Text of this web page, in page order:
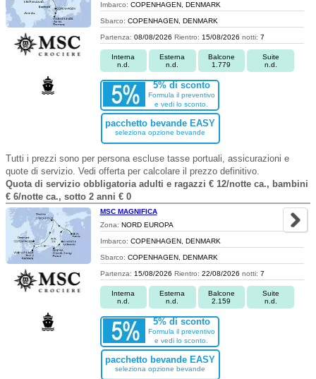
Imbarco: COPENHAGEN, DENMARK
Sbarco: COPENHAGEN, DENMARK
Partenza: 08/08/2026 Rientro: 15/08/2026 notti: 7
Interna
n.d.
Esterna
n.d.
Balcone
1.779
Suite
n.d.
5% di sconto
Formula il preventivo
e vedi lo sconto.
pacchetto bevande EASY
seleziona opzione bevande
Tutti i prezzi sono per persona escluse tasse portuali, assicurazioni e
quote di servizio. Vedi offerta per calcolare il prezzo definitivo.
Quota di servizio obbligatoria adulti e ragazzi € 12/notte ca., bambini
€ 6/notte ca., sotto 2 anni € 0
MSC MAGNIFICA
Zona: NORD EUROPA
Imbarco: COPENHAGEN, DENMARK
Sbarco: COPENHAGEN, DENMARK
Partenza: 15/08/2026 Rientro: 22/08/2026 notti: 7
Interna
n.d.
Esterna
n.d.
Balcone
2.159
Suite
n.d.
5% di sconto
Formula il preventivo
e vedi lo sconto.
pacchetto bevande EASY
seleziona opzione bevande